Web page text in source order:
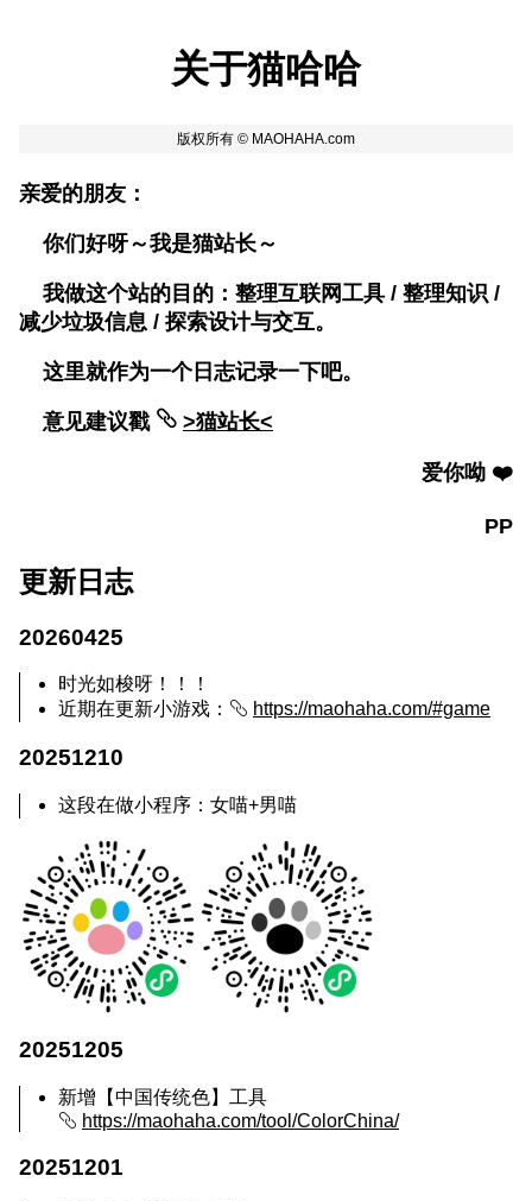
关于猫哈哈
亲爱的朋友：
你们好呀～我是猫站长～
我做这个站的目的：整理互联网工具 / 整理知识 /
减少垃圾信息 / 探索设计与交互。
这里就作为一个日志记录一下吧。
意见建议戳 >猫站长<
爱你呦 ❤️
PP
更新日志
20260425
时光如梭呀！！！
近期在更新小游戏：
https://maohaha.com/#game
20251210
这段在做小程序：女喵+男喵
20251205
新增【中国传统色】工具
https://maohaha.com/tool/ColorChina/
20251201